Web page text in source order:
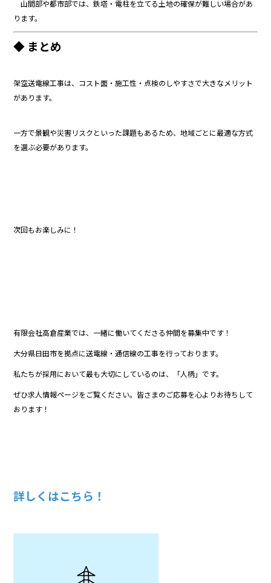
山間部や都市部では、鉄塔・電柱を立てる土地の確保が難しい場合があ
ります。
◆ まとめ
架空送電線工事は、コスト面・施工性・点検のしやすさで大きなメリット
があります。
一方で景観や災害リスクといった課題もあるため、地域ごとに最適な方式
を選ぶ必要があります。
次回もお楽しみに！
有限会社高倉産業では、一緒に働いてくださる仲間を募集中です！
大分県日田市を拠点に送電線・通信線の工事を行っております。
私たちが採用において最も大切にしているのは、「人柄」です。
ぜひ求人情報ページをご覧ください。皆さまのご応募を心よりお待ちして
おります！
詳しくはこちら！